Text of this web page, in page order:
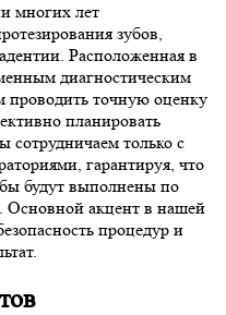
многих лет
зубов,
Расположенная в
диагностическим
проводить точную оценку
планировать
сотрудничаем только с
гарантируя, что
будут выполнены по
Основной акцент в нашей
процедур и